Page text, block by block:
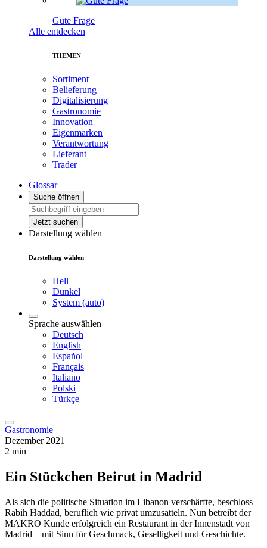
Gute Frage
Alle entdecken
THEMEN
Sortiment
Belieferung
Digitalisierung
Gastronomie
Innovation
Eigenmarken
Verantwortung
Lieferant
Trader
Glossar
Suche öffnen
Jetzt suchen
Darstellung wählen
Darstellung wählen
Hell
Dunkel
System (auto)
Sprache auswählen
Deutsch
English
Español
Français
Italiano
Polski
Türkçe
Gastronomie
Dezember 2021
2 min
Ein Stückchen Beirut in Madrid
Als sich die politische Situation im Libanon verschärfte, beschloss
Rabih Haddad, beruflich wie privat umzusatteln. Nun betreibt der
MAKRO Kunde erfolgreich ein Restaurant in der Innenstadt von
Madrid – mit Sinn für Geschmack, Geselligkeit und Geschichte.